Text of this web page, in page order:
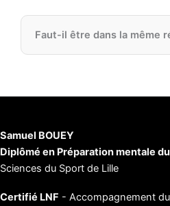
Faut-il être dans la même
Samuel BOUEY
Diplômé en Préparation mentale
Sciences du Sport de Lille
Certifié LNF - Accompagnement